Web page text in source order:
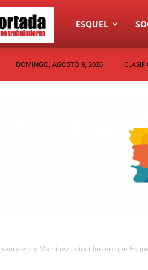
Diario
ESQUEL
DOMINGO, AGOSTO 9, 2026
Saunders y Martínez coinciden en que